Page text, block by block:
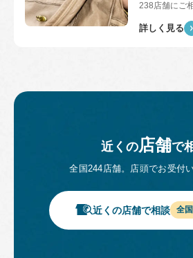
238店舗にご
詳しく見る
近くの店舗で
全国 244 店舗。店頭でお受付
近くの店舗で相談 全